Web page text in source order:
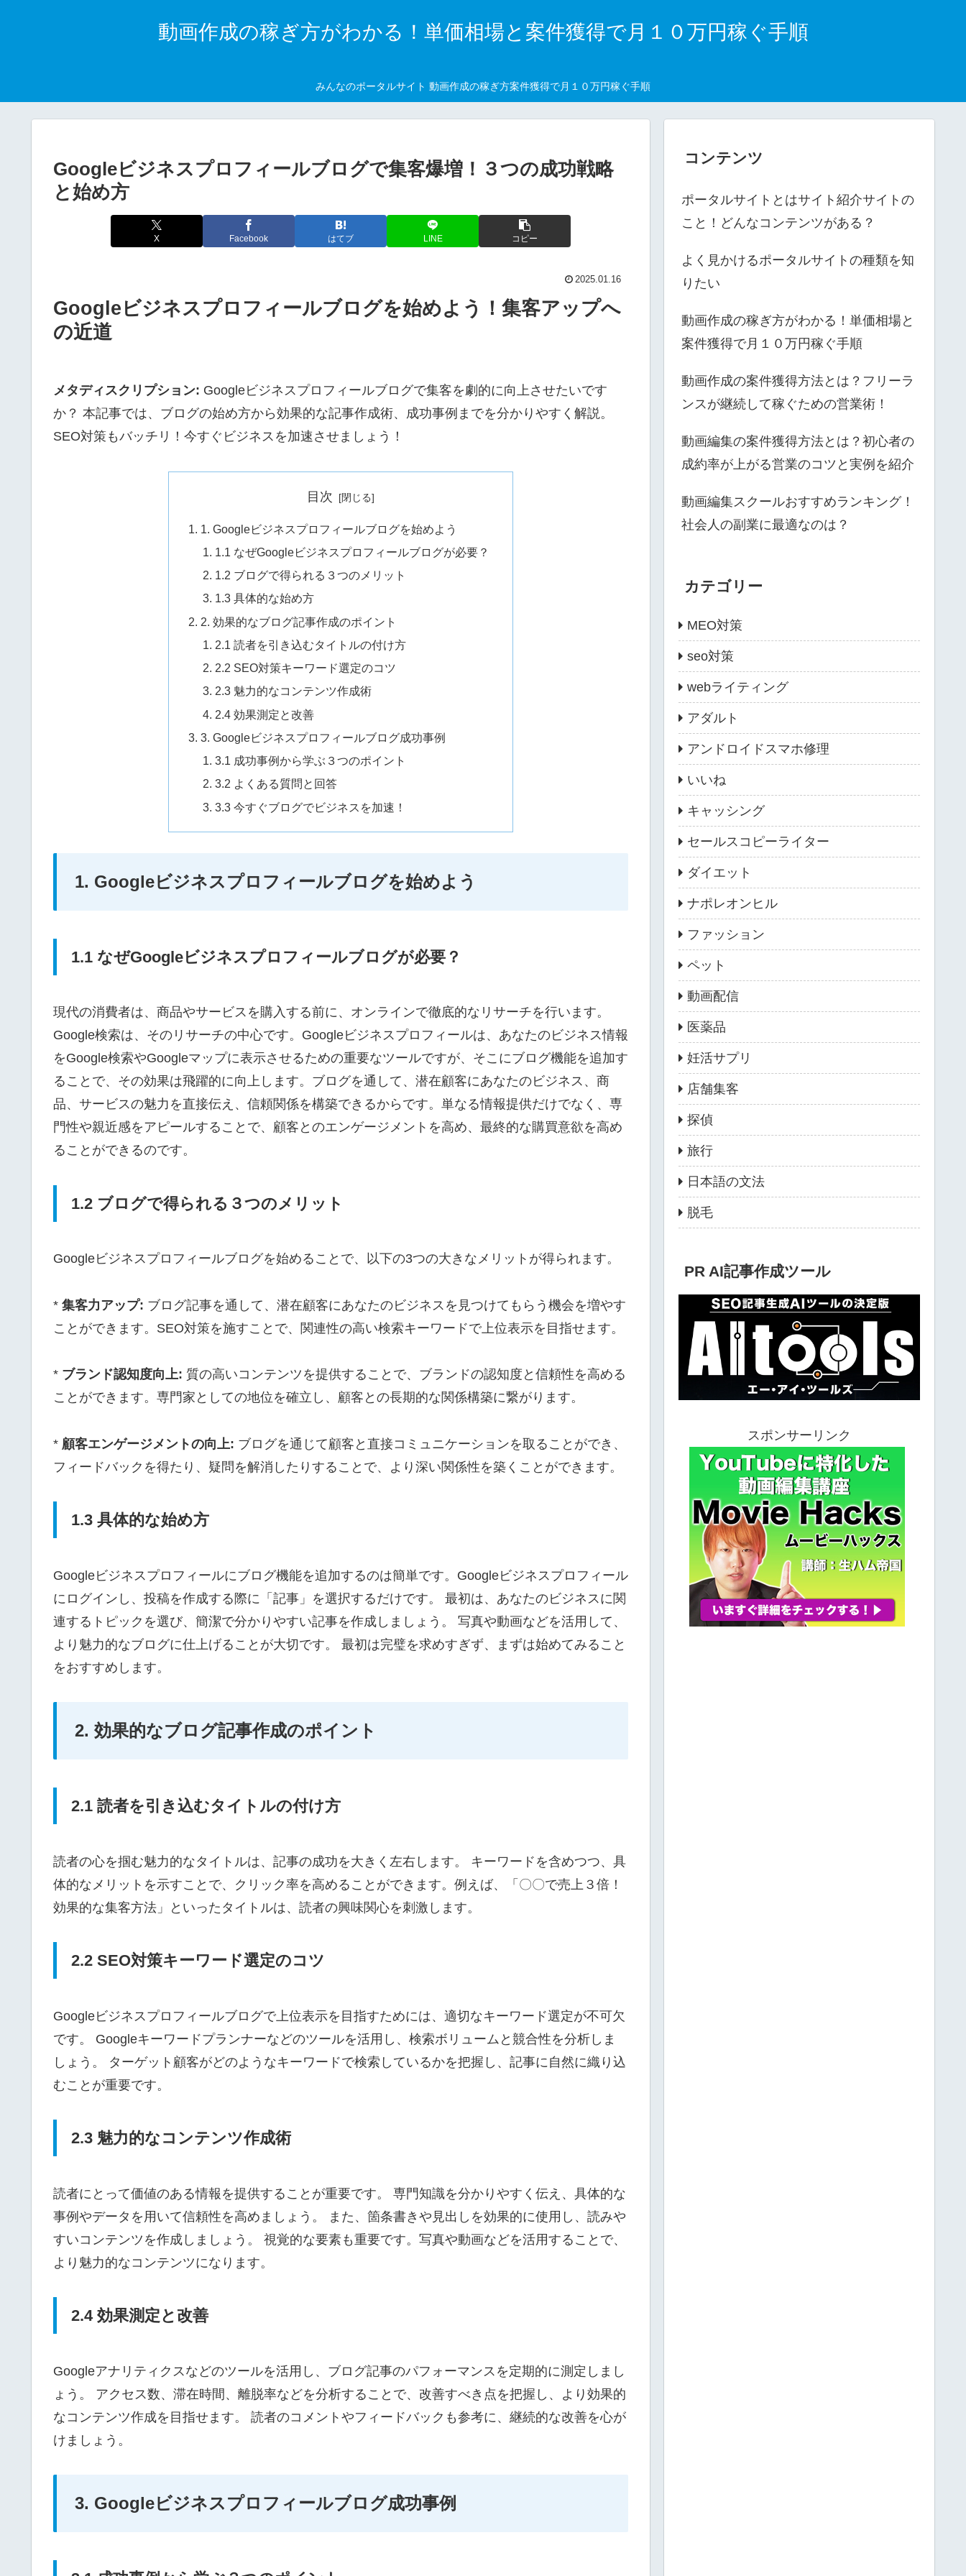
動画作成の稼ぎ方がわかる！単価相場と案件獲得で月１０万円稼ぐ手順
みんなのポータルサイト 動画作成の稼ぎ方案件獲得で月１０万円稼ぐ手順
Googleビジネスプロフィールブログで集客爆増！３つの成功戦略
と始め方
X Facebook はてブ LINE コピー
2025.01.16
Googleビジネスプロフィールブログを始めよう！集客アップへ
の近道
メタディスクリプション: Googleビジネスプロフィールブログで集客を劇的に向上させたいです
か？ 本記事では、ブログの始め方から効果的な記事作成術、成功事例までを分かりやすく解説。
SEO対策もバッチリ！今すぐビジネスを加速させましょう！
目次
1. Googleビジネスプロフィールブログを始めよう
1.1 なぜGoogleビジネスプロフィールブログが必要？
1.2 ブログで得られる３つのメリット
1.3 具体的な始め方
2. 効果的なブログ記事作成のポイント
2.1 読者を引き込むタイトルの付け方
2.2 SEO対策キーワード選定のコツ
2.3 魅力的なコンテンツ作成術
2.4 効果測定と改善
3. Googleビジネスプロフィールブログ成功事例
3.1 成功事例から学ぶ３つのポイント
3.2 よくある質問と回答
3.3 今すぐブログでビジネスを加速！
1. Googleビジネスプロフィールブログを始めよう
1.1 なぜGoogleビジネスプロフィールブログが必要？
現代の消費者は、商品やサービスを購入する前に、オンラインで徹底的なリサーチを行います。
Google検索は、そのリサーチの中心です。Googleビジネスプロフィールは、あなたのビジネス情報
をGoogle検索やGoogleマップに表示させるための重要なツールですが、そこにブログ機能を追加す
ることで、その効果は飛躍的に向上します。ブログを通して、潜在顧客にあなたのビジネス、商
品、サービスの魅力を直接伝え、信頼関係を構築できるからです。単なる情報提供だけでなく、専
門性や親近感をアピールすることで、顧客とのエンゲージメントを高め、最終的な購買意欲を高め
ることができるのです。
1.2 ブログで得られる３つのメリット
Googleビジネスプロフィールブログを始めることで、以下の3つの大きなメリットが得られます。
* 集客力アップ: ブログ記事を通して、潜在顧客にあなたのビジネスを見つけてもらう機会を増やす
ことができます。SEO対策を施すことで、関連性の高い検索キーワードで上位表示を目指せます。
* ブランド認知度向上: 質の高いコンテンツを提供することで、ブランドの認知度と信頼性を高める
ことができます。専門家としての地位を確立し、顧客との長期的な関係構築に繋がります。
* 顧客エンゲージメントの向上: ブログを通じて顧客と直接コミュニケーションを取ることができ、
フィードバックを得たり、疑問を解消したりすることで、より深い関係性を築くことができます。
1.3 具体的な始め方
Googleビジネスプロフィールにブログ機能を追加するのは簡単です。Googleビジネスプロフィール
にログインし、投稿を作成する際に「記事」を選択するだけです。 最初は、あなたのビジネスに関
連するトピックを選び、簡潔で分かりやすい記事を作成しましょう。 写真や動画などを活用して、
より魅力的なブログに仕上げることが大切です。 最初は完璧を求めすぎず、まずは始めてみること
をおすすめします。
2. 効果的なブログ記事作成のポイント
2.1 読者を引き込むタイトルの付け方
読者の心を掴む魅力的なタイトルは、記事の成功を大きく左右します。 キーワードを含めつつ、具
体的なメリットを示すことで、クリック率を高めることができます。例えば、「〇〇で売上３倍！
効果的な集客方法」といったタイトルは、読者の興味関心を刺激します。
2.2 SEO対策キーワード選定のコツ
Googleビジネスプロフィールブログで上位表示を目指すためには、適切なキーワード選定が不可欠
です。 Googleキーワードプランナーなどのツールを活用し、検索ボリュームと競合性を分析しま
しょう。 ターゲット顧客がどのようなキーワードで検索しているかを把握し、記事に自然に織り込
むことが重要です。
2.3 魅力的なコンテンツ作成術
読者にとって価値のある情報を提供することが重要です。 専門知識を分かりやすく伝え、具体的な
事例やデータを用いて信頼性を高めましょう。 また、箇条書きや見出しを効果的に使用し、読みや
すいコンテンツを作成しましょう。 視覚的な要素も重要です。写真や動画などを活用することで、
より魅力的なコンテンツになります。
2.4 効果測定と改善
Googleアナリティクスなどのツールを活用し、ブログ記事のパフォーマンスを定期的に測定しまし
ょう。 アクセス数、滞在時間、離脱率などを分析することで、改善すべき点を把握し、より効果的
なコンテンツ作成を目指せます。 読者のコメントやフィードバックも参考に、継続的な改善を心が
けましょう。
3. Googleビジネスプロフィールブログ成功事例
コンテンツ
ポータルサイトとはサイト紹介サイトの
こと！どんなコンテンツがある？
よく見かけるポータルサイトの種類を知
りたい
動画作成の稼ぎ方がわかる！単価相場と
案件獲得で月１０万円稼ぐ手順
動画作成の案件獲得方法とは？フリーラ
ンスが継続して稼ぐための営業術！
動画編集の案件獲得方法とは？初心者の
成約率が上がる営業のコツと実例を紹介
動画編集スクールおすすめランキング！
社会人の副業に最適なのは？
カテゴリー
MEO対策
seo対策
webライティング
アダルト
アンドロイドスマホ修理
いいね
キャッシング
セールスコピーライター
ダイエット
ナポレオンヒル
ファッション
ペット
動画配信
医薬品
妊活サプリ
店舗集客
探偵
旅行
日本語の文法
脱毛
PR AI記事作成ツール
スポンサーリンク